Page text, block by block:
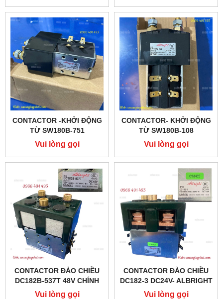
CONTACTOR -KHỞI ĐỘNG
TỪ SW180B-751
DC24V200A, ALBRIGHT
CHÍNH HÃNG
Vui lòng gọi
CONTACTOR- KHỞI ĐỘNG
TỪ SW180B-108
DC48V200A, ALBRIGHT
CHÍNH HÃNG
Vui lòng gọi
CONTACTOR ĐẢO CHIỀU
DC182B-537T 48V CHÍNH
HÃNG ALBRIGHT
Vui lòng gọi
CONTACTOR ĐÀO CHIỀU
DC182-3 DC24V- ALBRIGHT
CHÍNH HÃNG
Vui lòng gọi